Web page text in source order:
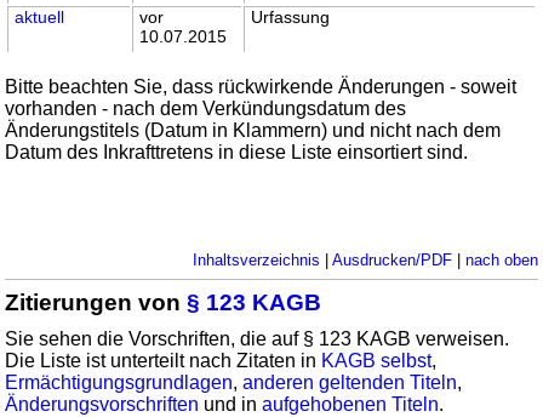
aktuell
vor
10.07.2015
Urfassung
Bitte beachten Sie, dass rückwirkende Änderungen - soweit
vorhanden - nach dem Verkündungsdatum des
Änderungstitels (Datum in Klammern) und nicht nach dem
Datum des Inkrafttretens in diese Liste einsortiert sind.
Inhaltsverzeichnis Ausdrucken/PDF| nach oben
Zitierungen von§ 123 KAGB
Sie sehen die Vorschriften, die auf § 123 KAGB verweisen.
Die Liste ist unterteilt nach Zitaten in KAGB selbst,
Ermächtigungsgrundlagen,anderen geltenden Titeln,
Änderungsvorschriften und inaufgehobenen Titeln.